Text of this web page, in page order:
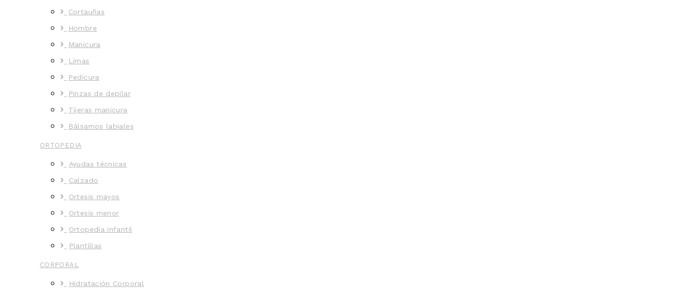
Cortauñas
Hombre
Manicura
Limas
Pedicura
Pinzas de depilar
Tijeras manicura
Bálsamos labiales
ORTOPEDIA
Ayudas técnicas
Calzado
Ortesis mayos
Ortesis menor
Ortopedia infantil
Plantillas
CORPORAL
Hidratación Corporal